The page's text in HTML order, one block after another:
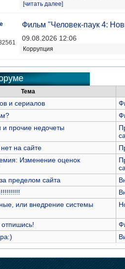
[читать далее]
Фильм "Человек-паук 4:
09.08.2026 12:06
Коррупция
Тема
и сериалов
и прочие недочеты
на сайте
Изменение оценок
пределом сайта
или внедрение системы